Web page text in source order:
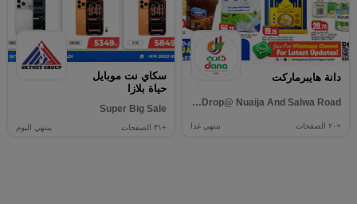
دانة هايبرماركت
Weekend Price Drop@ Nuaija And Salwa Road
+٢٠ الصفحات ينتهي غدا
سكاي نت موبايل
حياة بلازا
Super Big Sale
+٣١ الصفحات ينتهي اليوم